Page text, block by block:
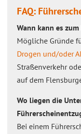
FAQ:
Wann kann es
Mögliche Gründe
Drogen und/oder
Straßenverkehr
auf dem
Wo liegen die
Bei einem